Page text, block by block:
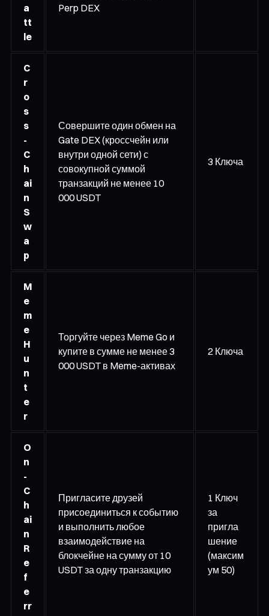
a
tt
le
Perp DEX
C
r
o
s
s
-
C
h
ai
n
S
w
a
p
Совершите один обмен на
Gate DEX (кроссчейн или
внутри одной сети) с
совокупной суммой
транзакций не менее 10
000 USDT
3 Ключа
M
e
m
e
H
u
n
t
e
r
Торгуйте через Meme Go и
купите в сумме не менее 3
000 USDT в Meme-активах
2 Ключа
O
n
-
C
h
ai
n
R
e
f
e
rr
Пригласите друзей
присоединиться к событию
и выполнить любое
взаимодействие на
блокчейне на сумму от 10
USDT за одну транзакцию
1 Ключ
за
пригла
шение
(максим
ум 50)